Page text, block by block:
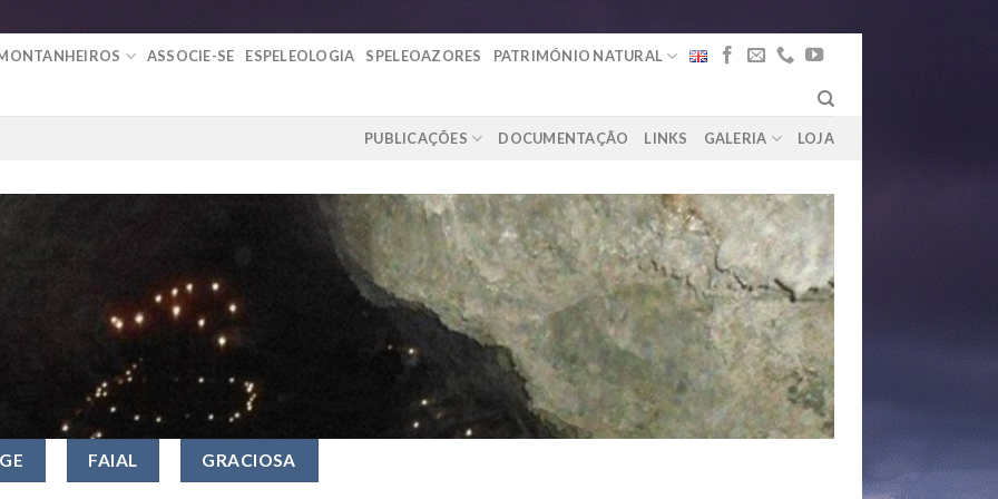
ASSOCIE-SE ESPELEOLOGIA SPELEOAZORES PATRIMÓNIO NATURAL
PUBLICAÇÕES DOCUMENTAÇÃO LINKS GALERIA LOJA
FAIAL GRACIOSA